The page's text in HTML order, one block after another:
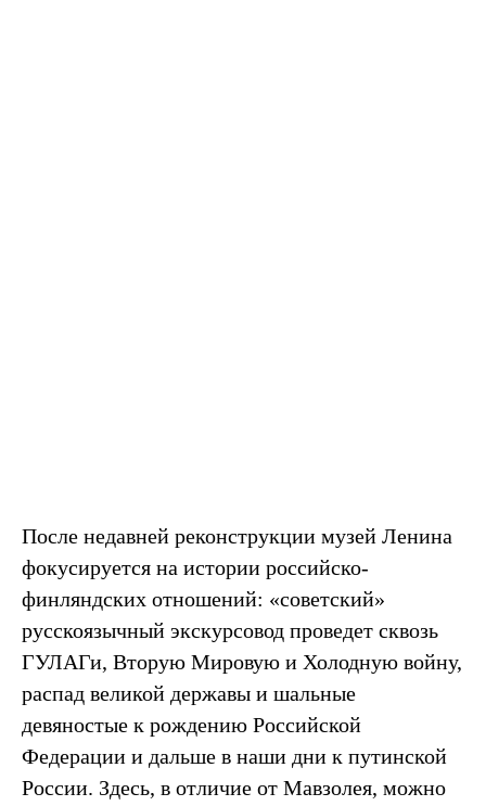
После недавней реконструкции музей Ленина
фокусируется на истории российско-
финляндских отношений: «советский»
русскоязычный экскурсовод проведет сквозь
ГУЛАГи, Вторую Мировую и Холодную войну,
распад великой державы и шальные
девяностые к рождению Российской
Федерации и дальше в наши дни к путинской
России. Здесь, в отличие от Мавзолея, можно